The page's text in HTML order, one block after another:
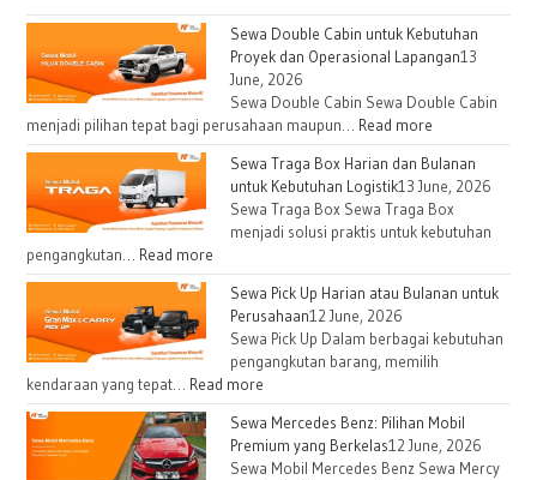
Sewa Double Cabin untuk Kebutuhan
Proyek dan Operasional Lapangan13
June, 2026
Sewa Double Cabin Sewa Double Cabin
menjadi pilihan tepat bagi perusahaan maupun… Read more
Sewa Traga Box Harian dan Bulanan
untuk Kebutuhan Logistik13 June, 2026
Sewa Traga Box Sewa Traga Box
menjadi solusi praktis untuk kebutuhan
pengangkutan… Read more
Sewa Pick Up Harian atau Bulanan untuk
Perusahaan12 June, 2026
Sewa Pick Up Dalam berbagai kebutuhan
pengangkutan barang, memilih
kendaraan yang tepat… Read more
Sewa Mercedes Benz: Pilihan Mobil
Premium yang Berkelas12 June, 2026
Sewa Mobil Mercedes Benz Sewa Mercy